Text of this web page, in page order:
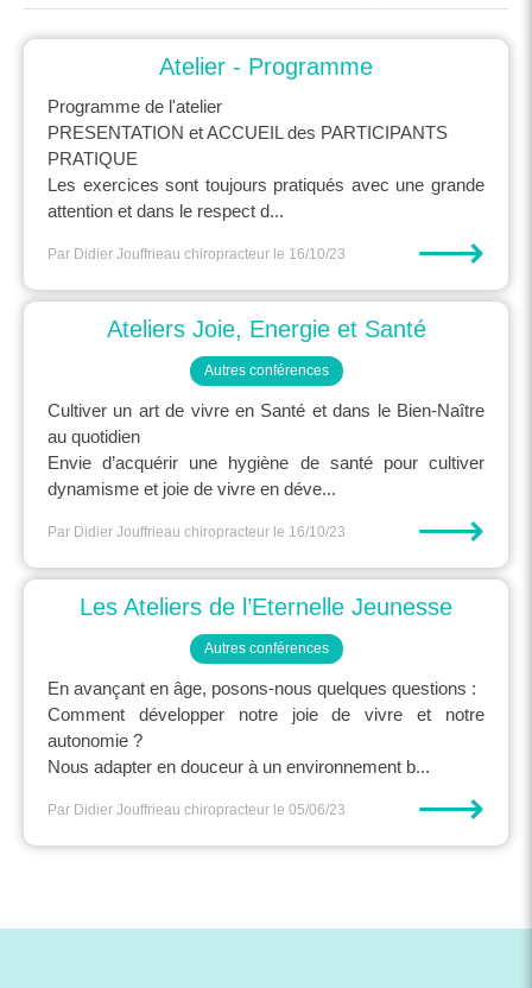
Atelier - Programme
Programme de l'atelier
PRESENTATION et ACCUEIL des PARTICIPANTS
PRATIQUE
Les exercices sont toujours pratiqués avec une grande
attention et dans le respect d...
Par Didier Jouffrieau chiropracteur le 16/10/23 ⟶
Ateliers Joie, Energie et Santé
Autres conférences
Cultiver un art de vivre en Santé et dans le Bien-Naître
au quotidien
Envie d’acquérir une hygiène de santé pour cultiver
dynamisme et joie de vivre en déve...
Par Didier Jouffrieau chiropracteur le 16/10/23 ⟶
Les Ateliers de l’Eternelle Jeunesse
Autres conférences
En avançant en âge, posons-nous quelques questions :
Comment développer notre joie de vivre et notre
autonomie ?
Nous adapter en douceur à un environnement b...
Par Didier Jouffrieau chiropracteur le 05/06/23 ⟶